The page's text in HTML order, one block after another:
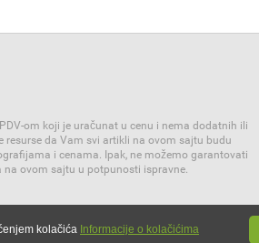
om koji je uračunat u cenu i nema dodatnih ili
da Vam svi artikli na ovom sajtu budu
i cenama. Ipak, ne možemo garantovati
ovom sajtu u potpunosti ispravne.
kolačića Informacije o kolačićima